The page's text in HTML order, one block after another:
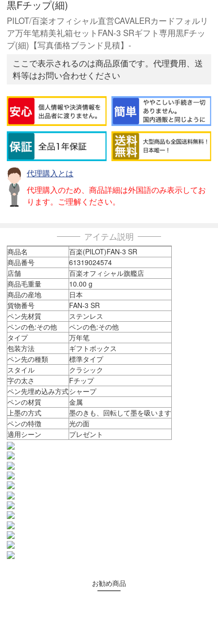
黒Fチップ(細)
PILOT/百楽オフィシャル直営CAVALERカードフォルリ
ア万年笔精美礼箱セットFAN-3 SRギフト専用黒Fチッ
プ(細)【写真価格ブランド見積】-
ここで表示されるのは商品原価です。代理費用、送
料等はお問い合わせください
代理購入とは
代理購入のため、商品詳細は外国語のみ表示してお
ります。ご理解ください。
アイテム説明
商品名
百楽(PILOT)FAN-3 SR
商品番号
61319024574
店舗
百楽オフィシャル旗艦店
商品毛重量
10.00 g
商品の産地
日本
貨物番号
FAN-3 SR
ペン先材質
ステンレス
ペンの色:その他
ペンの色:その他
タイプ
万年笔
包装方法
ギフトボックス
ペン先の種類
標準タイプ
スタイル
クラシック
字の太さ
Fチップ
ペン先埋め込み方式シャープ
ペンの材質
金属
上墨の方式
墨のきも、回転して墨を吸います
ペンの特徴
光の面
適用シーン
プレゼント
お勧め商品